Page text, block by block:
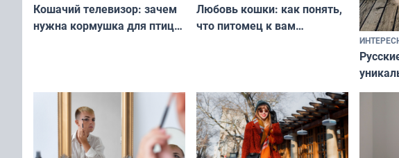
Кошачий телевизор: зачем
нужна кормушка для птиц
Любовь кошки: как понять,
что питомец к вам
и